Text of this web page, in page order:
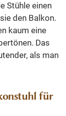
Stühle einen
den Balkon.
kaum eine
Das
als man
für